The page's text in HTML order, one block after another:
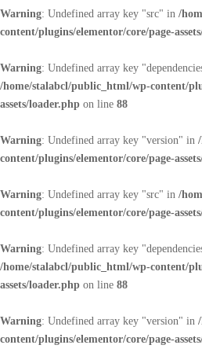
Warning: Undefined array key "src" in /
content/plugins/elementor/core/page-
Warning: Undefined array key
/home/stalabcl/public_html/wp-content/
assets/loader.php on line 88
Warning: Undefined array key "version" in
content/plugins/elementor/core/page-
Warning: Undefined array key "src" in /
content/plugins/elementor/core/page-
Warning: Undefined array key
/home/stalabcl/public_html/wp-content/
assets/loader.php on line 88
Warning: Undefined array key "version" in
content/plugins/elementor/core/page-